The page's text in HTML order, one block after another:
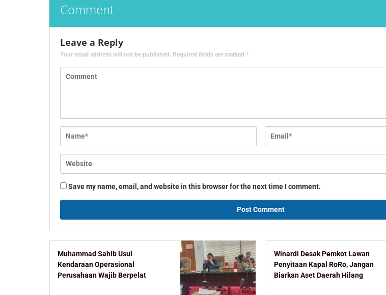
Comment
Leave a Reply
Your email address will not be published. Required fields are marked *
Save my name, email, and website in this browser for the next time I comment.
Muhammad Sahib Usul
Kendaraan Operasional
Perusahaan Wajib Berpelat
Winardi Desak Pemkot Lawan
Penyitaan Kapal RoRo, Jangan
Biarkan Aset Daerah Hilang